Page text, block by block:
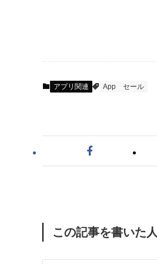
アプリ関連 App セール
この記事を書いた人